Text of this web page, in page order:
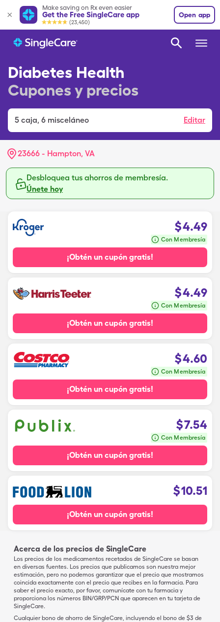
Make saving on Rx even easier
Get the Free SingleCare app
(23,450)
Open app
Diabetes Health
Cupones y precios
5 caja, 6 misceláneo Editar
23666 - Hampton, VA
Desbloquea tus ahorros de membresía.
Únete hoy
$4.49
Con Membresía
¡Obtén un cupón gratis!
$4.49
Con Membresía
¡Obtén un cupón gratis!
$4.60
Con Membresía
¡Obtén un cupón gratis!
$7.54
Con Membresía
¡Obtén un cupón gratis!
$10.51
¡Obtén un cupón gratis!
Acerca de los precios de SingleCare
Los precios de los medicamentos recetados de SingleCare se basan
en diversas fuentes. Los precios que publicamos son nuestra mejor
estimación, pero no podemos garantizar que el precio que mostramos
coincida exactamente con el precio que recibes en la farmacia. Para
saber el precio exacto, por favor, comunícate con tu farmacia y
proporciona los números BIN/GRP/PCN que aparecen en tu tarjeta de
SingleCare.
Cualquier bono de ahorro de SingleCare, incluyendo el bono de $3 de